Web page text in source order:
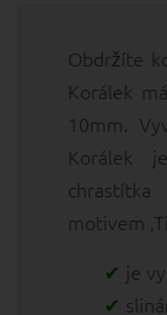
Obdržíte
Korálek
10mm.
Korálek
motivem
je